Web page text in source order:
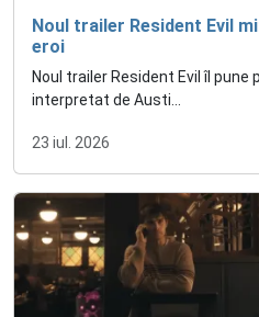
Noul trailer Resident Evil
eroi
Noul trailer Resident Evil îl pune
interpretat de Austi...
23 iul. 2026